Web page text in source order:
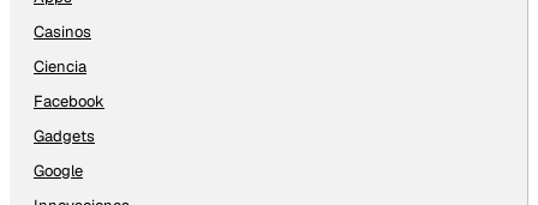
Casinos
Ciencia
Facebook
Gadgets
Google